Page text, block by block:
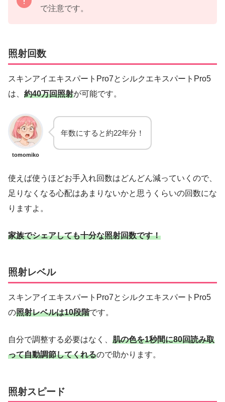
で注意です。
照射回数
スキンアイエキスパートPro7とシルクエキスパートPro5
は、 約40万回照射が可能です。
tomomiko
年数にすると約22年分！
使えば使うほどお手入れ回数はどんどん減っていくので、
足りなくなる心配はあまりないかと思うくらいの回数にな
りますよ。
家族でシェアしても十分な照射回数です！
照射レベル
スキンアイエキスパートPro7とシルクエキスパートPro5
の照射レベルは10段階です。
自分で調整する必要はなく、 肌の色を1秒間に80回読み取
って自動調節してくれるので助かります。
照射スピード